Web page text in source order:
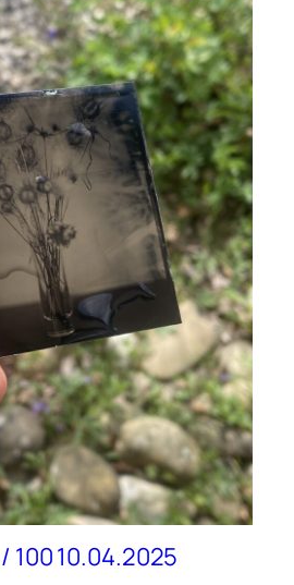
/ 100 10.04.2025